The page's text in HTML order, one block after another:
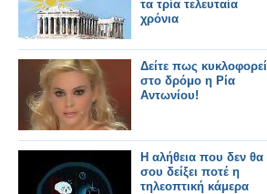
τα τρία τελευταία
χρόνια
Δείτε πως κυκλοφορεί
στο δρόμο η Ρία
Αντωνίου!
Η αλήθεια που δεν θα
σου δείξει ποτέ η
τηλεοπτική κάμερα